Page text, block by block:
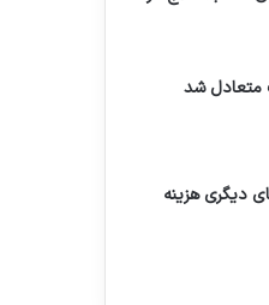
متعادل شد
دیگری هزینه